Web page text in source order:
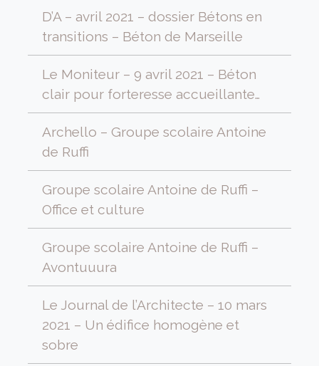
D’A – avril 2021 – dossier Bétons en
transitions – Béton de Marseille
Le Moniteur – 9 avril 2021 – Béton
clair pour forteresse accueillante…
Archello – Groupe scolaire Antoine
de Ruffi
Groupe scolaire Antoine de Ruffi –
Office et culture
Groupe scolaire Antoine de Ruffi –
Avontuuura
Le Journal de l’Architecte – 10 mars
2021 – Un édifice homogène et
sobre